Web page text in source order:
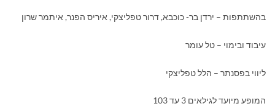
בהשתתפות – ירדן בר- כוכבא, דרור טפליצקי, איריס הפנר, איתמר שרון
עיבוד ובימוי – טל עומר
ליווי בפסנתר – הלל טפליצקי
המופע מיועד לגילאים 3 עד 103